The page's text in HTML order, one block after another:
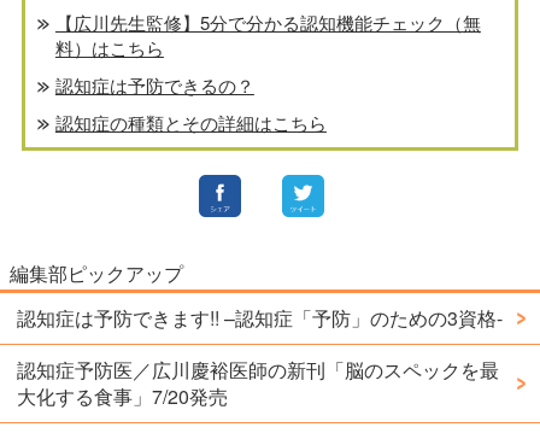
【広川先生監修】5分で分かる認知機能チェック（無
料）はこちら
認知症は予防できるの？
認知症の種類とその詳細はこちら
編集部ピックアップ
認知症は予防できます!! –認知症「予防」のための3資格-
認知症予防医／広川慶裕医師の新刊「脳のスペックを最
大化する食事」7/20発売